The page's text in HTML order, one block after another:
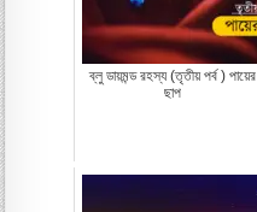
ব্লু ডায়মন্ড রহস্য (তৃতীয় পর্ব ) পায়ের
ছাপ